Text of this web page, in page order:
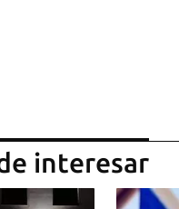
interesar